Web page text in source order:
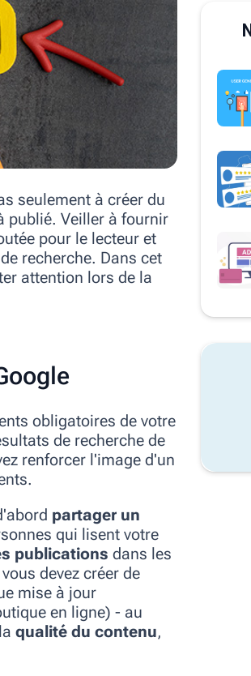
seulement à créer du
publié. Veiller à fournir
pour le lecteur et
recherche. Dans cet
attention lors de la
obligatoires de votre
de recherche de
renforcer l'image d'un
partager un
qui lisent votre
publications dans les
devez créer de
mise à jour
en ligne) - au
qualité du contenu,